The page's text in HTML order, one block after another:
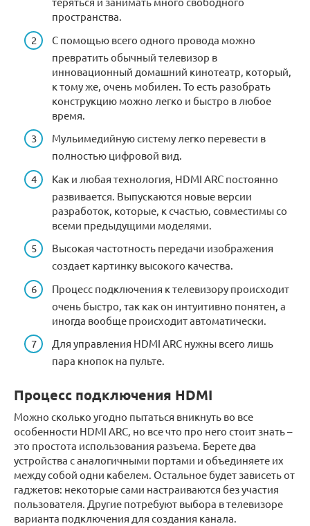
пространства.
С помощью всего одного провода можно
превратить обычный телевизор в
инновационный домашний кинотеатр, который,
к тому же, очень мобилен. То есть разобрать
конструкцию можно легко и быстро в любое
время.
Мульимедийную систему легко перевести в
полностью цифровой вид.
Как и любая технология, HDMI ARC постоянно
развивается. Выпускаются новые версии
разработок, которые, к счастью, совместимы со
всеми предыдущими моделями.
Высокая частотность передачи изображения
создает картинку высокого качества.
Процесс подключения к телевизору происходит
очень быстро, так как он интуитивно понятен, а
иногда вообще происходит автоматически.
Для управления HDMI ARC нужны всего лишь
пара кнопок на пульте.
Процесс подключения HDMI
Можно сколько угодно пытаться вникнуть во все
особенности HDMI ARC, но все что про него стоит знать –
это простота использования разъема. Берете два
устройства с аналогичными портами и объединяете их
между собой одни кабелем. Остальное будет зависеть от
гаджетов: некоторые сами настраиваются без участия
пользователя. Другие потребуют выбора в телевизоре
варианта подключения для создания канала.